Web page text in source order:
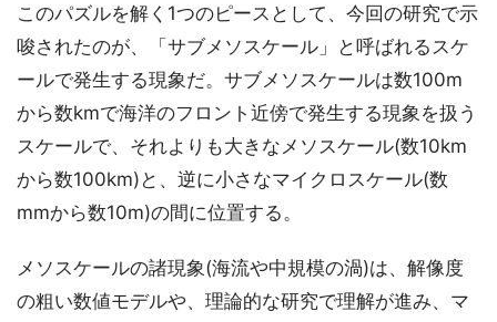
このパズルを解く1つのピースとして、今回の研究で示
唆されたのが、「サブメソスケール」と呼ばれるスケ
ールで発生する現象だ。サブメソスケールは数100m
から数kmで海洋のフロント近傍で発生する現象を扱う
スケールで、それよりも大きなメソスケール(数10km
から数100km)と、逆に小さなマイクロスケール(数
mmから数10m)の間に位置する。
メソスケールの諸現象(海流や中規模の渦)は、解像度
の粗い数値モデルや、理論的な研究で理解が進み、マ